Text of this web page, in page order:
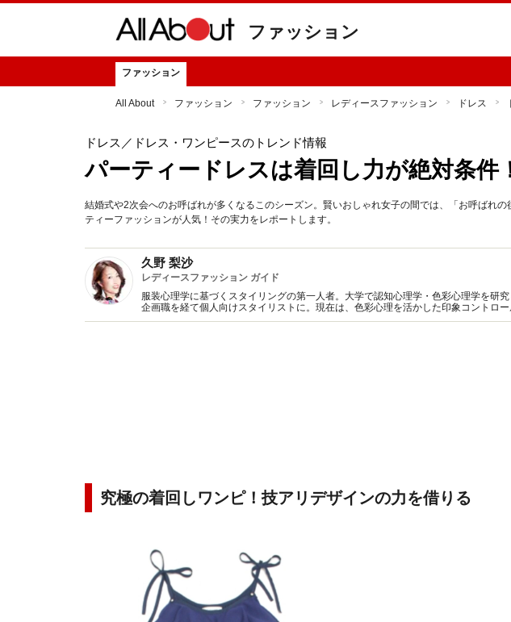
ファッション
ファッション
All About ファッション ファッション レディースファッション ドレス
ドレス ／ドレス・ワンピースのトレンド情報
パーティードレスは着回し力が絶対条件
結婚式や2次会へのお呼ばれが多くなるこのシーズン。賢いおしゃれ女子の間では、「お呼ばれ
ティーファッションが人気！その実力をレポートします。
久野 梨沙
レディースファッション ガイド
服装心理学に基づくスタイリングの第一人者。大学で認知心理学・色彩心理学を研
企画職を経て個人向けスタイリストに。現在は、色彩心理を活かした印象コントロ
のモチベーション向上など、ファッションと心理を絡めた情報発信に定評がある。
究極の着回しワンピ！技アリデザインの力を借りる